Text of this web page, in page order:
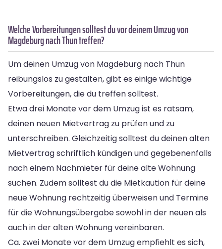
Welche Vorbereitungen solltest du vor deinem Umzug von
Magdeburg nach Thun treffen?
Um deinen Umzug von Magdeburg nach Thun
reibungslos zu gestalten, gibt es einige wichtige
Vorbereitungen, die du treffen solltest.
Etwa drei Monate vor dem Umzug ist es ratsam,
deinen neuen Mietvertrag zu prüfen und zu
unterschreiben. Gleichzeitig solltest du deinen alten
Mietvertrag schriftlich kündigen und gegebenenfalls
nach einem Nachmieter für deine alte Wohnung
suchen. Zudem solltest du die Mietkaution für deine
neue Wohnung rechtzeitig überweisen und Termine
für die Wohnungsübergabe sowohl in der neuen als
auch in der alten Wohnung vereinbaren.
Ca. zwei Monate vor dem Umzug empfiehlt es sich,